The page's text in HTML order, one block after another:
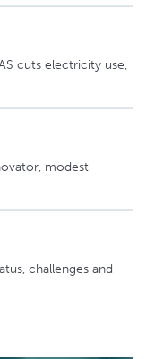
cuts electricity use,
modest
challenges and